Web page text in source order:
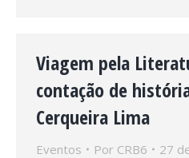
Viagem pela
contação de
Cerqueira Lima
Eventos Por CRB6
27